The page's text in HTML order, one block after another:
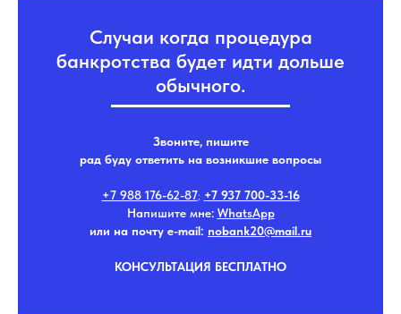
Случаи когда процедура
банкротства будет идти дольше
обычного.
Звоните, пишите
рад буду ответить на возникшие вопросы
+7 988 176-62-87; +7 937 700-33-16
Напишите мне: WhatsApp
или на почту e-mail: nobank20@mail.ru
КОНСУЛЬТАЦИЯ БЕСПЛАТНО